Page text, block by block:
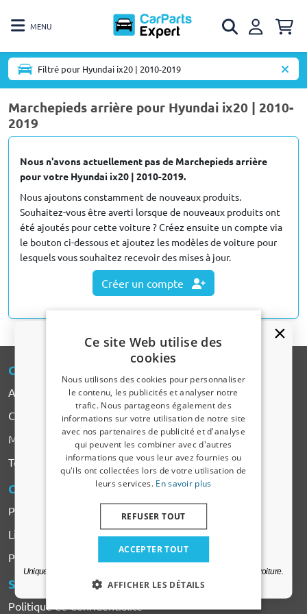
MENU
Filtré pour Hyundai ix20 | 2010-2019
Marchepieds arrière pour Hyundai ix20 | 2010-
2019
Nous n'avons actuellement pas de Marchepieds arrière
pour votre Hyundai ix20 | 2010-2019.
Nous ajoutons constamment de nouveaux produits.
Souhaitez-vous être averti lorsque de nouveaux produits ont
été ajoutés pour cette voiture ? Créez ensuite un compte via
le bouton ci-dessous et ajoutez les modèles de voiture pour
lesquels vous souhaitez recevoir des mises à jour.
Créer un compte
CARPARTS
A propos de CarParts-Expert
Contact
Marques de voiture
Tous les Produits
COMMANDER & PAYER
Payer
Livraison & Frais de transport
Plaintes & Retours
SERVICES & CONDITIONS
Politique de Confidentialité
Ce site Web utilise des
cookies
Nous utilisons des cookies pour personnaliser
le contenu, les publicités et analyser notre
trafic. Nous partageons également des
informations sur votre utilisation de notre site
avec nos partenaires de publicité et d'analyse
qui peuvent les combiner avec d'autres
informations que vous leur avez fournies ou
qu'ils ont collectées lors de votre utilisation de
leurs services. En savoir plus
ACCEPTER TOUT
REFUSER TOUT
AFFICHER LES DÉTAILS
Un code de réduction de 5 % ?
Inscrivez-vous dès maintenant à notre
newsletter et profitez-en ! Votre code promo est
valable 3 jours.
Adresse email
Uniquement des mises à jour et des offres pertinentes pour votre voiture.